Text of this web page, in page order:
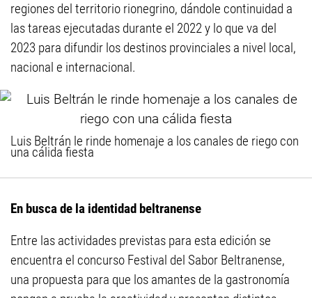
regiones del territorio rionegrino, dándole continuidad a
las tareas ejecutadas durante el 2022 y lo que va del
2023 para difundir los destinos provinciales a nivel local,
nacional e internacional.
Luis Beltrán le rinde homenaje a los canales de riego con
una cálida fiesta
En busca de la identidad beltranense
Entre las actividades previstas para esta edición se
encuentra el concurso Festival del Sabor Beltranense,
una propuesta para que los amantes de la gastronomía